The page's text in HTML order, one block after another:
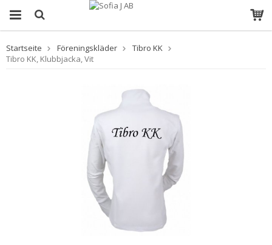
Startseite Föreningskläder
Tibro KK
Tibro KK, Klubbjacka, Vit